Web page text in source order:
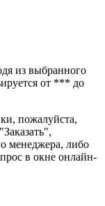
из выбранного
от *** до
пожалуйста,
менеджера, либо
в окне онлайн-